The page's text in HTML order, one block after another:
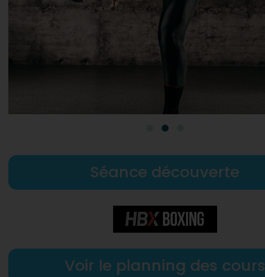
Séance découverte
Voir le planning des cours